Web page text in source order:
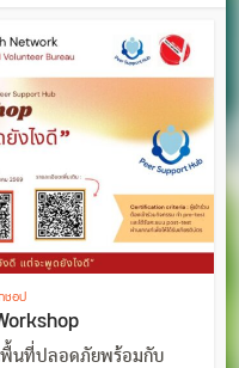
ชอป
พื้นที่ปลอดภัยพร้อมกับ